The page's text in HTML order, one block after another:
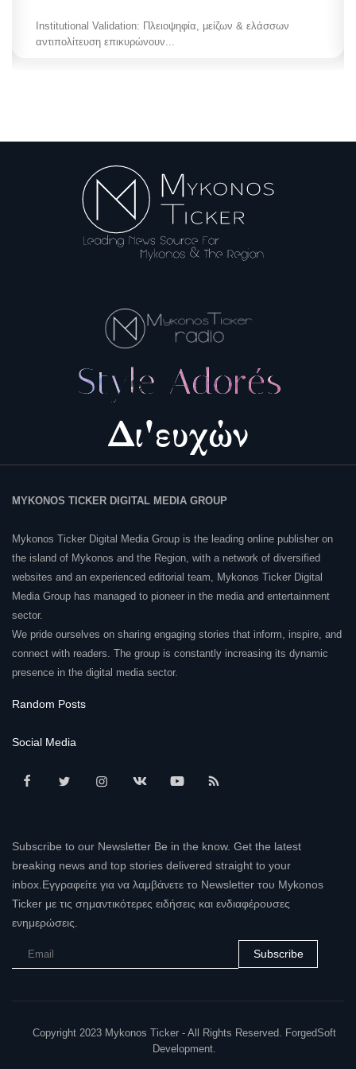
Institutional Validation: Πλειοψηφία, μείζων & ελάσσων
αντιπολίτευση επικυρώνουν...
MYKONOS TICKER DIGITAL MEDIA GROUP
Mykonos Ticker Digital Media Group is the leading online publisher on
the island of Mykonos and the Region, with a network of diversified
websites and an experienced editorial team, Mykonos Ticker Digital
Media Group has managed to pioneer in the media and entertainment
sector.
We pride ourselves on sharing engaging stories that inform, inspire, and
connect with readers. The group is constantly increasing its dynamic
presence in the digital media sector.
Random Posts
Social Media
Subscribe to our Newsletter Be in the know. Get the latest
breaking news and top stories delivered straight to your
inbox.Εγγραφείτε για να λαμβάνετε το Newsletter του Mykonos
Ticker με τις σημαντικότερες ειδήσεις και ενδιαφέρουσες
ενημερώσεις.
Subscribe
Copyright 2023 Mykonos Ticker - All Rights Reserved. ForgedSoft
Development.